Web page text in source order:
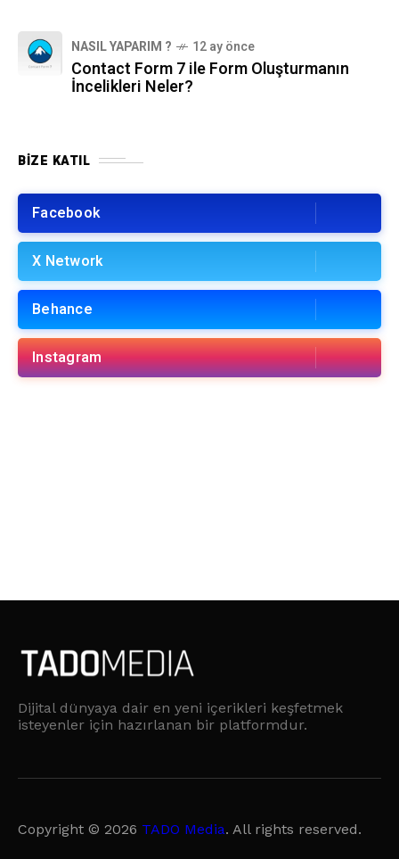
NASIL YAPARIM ? 12 ay önce
Contact Form 7 ile Form Oluşturmanın
İncelikleri Neler?
BIZE KATIL
Facebook
X Network
Behance
Instagram
Dijital dünyaya dair en yeni içerikleri keşfetmek
isteyenler için hazırlanan bir platformdur.
Copyright © 2026 TADO Media. All rights reserved.